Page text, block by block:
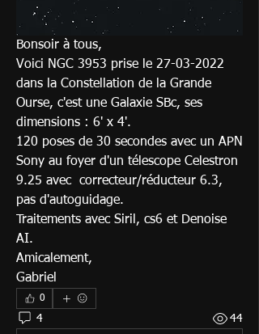
Bonsoir à tous,
Voici NGC 3953 prise le 27-03-2022
dans la Constellation de la Grande
Ourse, c'est une Galaxie SBc, ses
dimensions : 6' x 4'.
120 poses de 30 secondes avec un APN
Sony au foyer d'un télescope Celestron
9.25 avec  correcteur/réducteur 6.3,
pas d'autoguidage.
Traitements avec Siril, cs6 et Denoise
AI.
Amicalement,
Gabriel
0
4 44